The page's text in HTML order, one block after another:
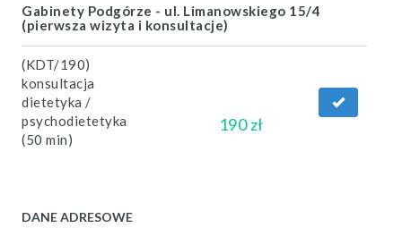
Gabinety Podgórze - ul. Limanowskiego 15/4
(pierwsza wizyta i konsultacje)
(KDT/190)
konsultacja
dietetyka /
psychodietetyka
(50 min)
190 zł
DANE ADRESOWE